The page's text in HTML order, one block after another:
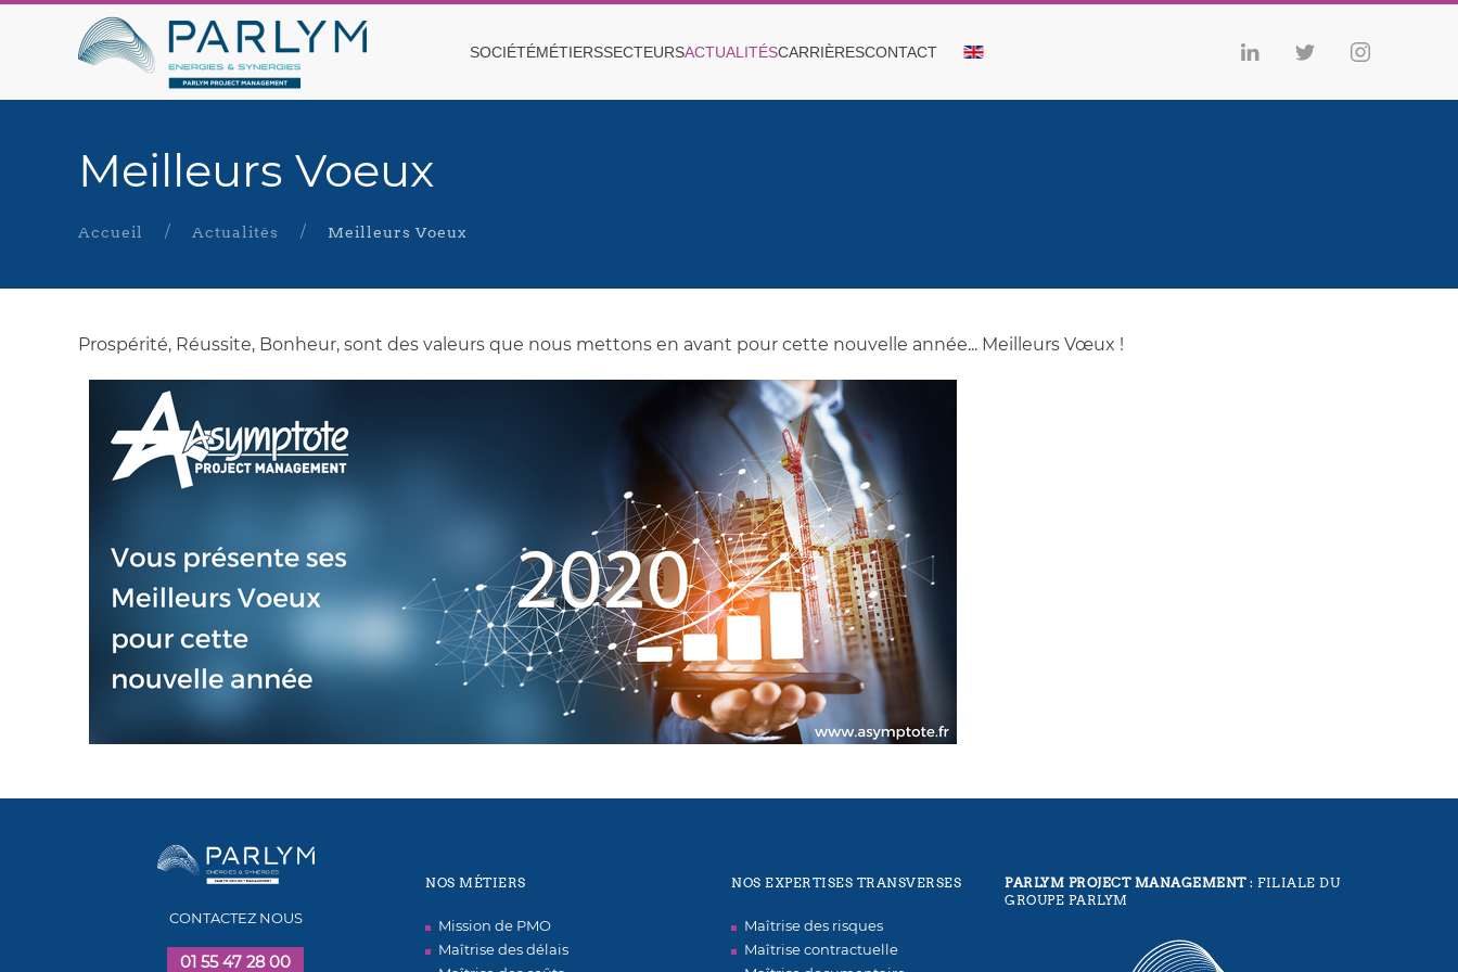
SOCIÉTÉMÉTIERSSECTEURSACTUALITÉSCARRIÈRESCONTACT
Meilleurs Voeux
Accueil Actualités Meilleurs Voeux
Prospérité, Réussite, Bonheur, sont des valeurs que nous mettons en avant pour cette nouvelle année... Meilleurs Vœux !
CONTACTEZ NOUS
01 55 47 28 00
NOS MÉTIERS
Mission de PMO
Maîtrise des délais
NOS EXPERTISES TRANSVERSES
Maîtrise des risques
Maîtrise contractuelle
PARLYM PROJECT MANAGEMENT: FILIALE DU
GROUPE PARLYM